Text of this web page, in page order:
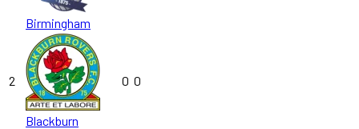
Birmingham
2
Blackburn
0 0